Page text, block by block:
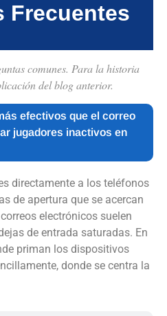
Frecuentes
comunes. Para la historia
del blog anterior.
efectivos que el correo
jugadores inactivos en
directamente a los teléfonos
de apertura que se acercan
electrónicos suelen
de entrada saturadas. En
priman los dispositivos
donde se centra la